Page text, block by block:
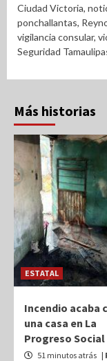
Ciudad Victoria,
ponchallantas,
vigilancia consular,
Seguridad
Más historias
ESTATAL
Incendio acaba
una casa en La
Progreso Social
51 minutos atrás |